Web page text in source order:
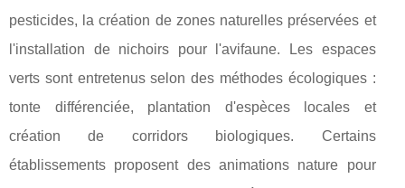
pesticides, la création de zones naturelles préservées et
l'installation de nichoirs pour l'avifaune. Les espaces
verts sont entretenus selon des méthodes écologiques :
tonte différenciée, plantation d'espèces locales et
création de corridors biologiques. Certains
établissements proposent des animations nature pour